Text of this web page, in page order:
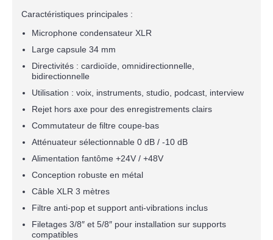
Caractéristiques principales :
Microphone condensateur XLR
Large capsule 34 mm
Directivités : cardioïde, omnidirectionnelle,
bidirectionnelle
Utilisation : voix, instruments, studio, podcast, interview
Rejet hors axe pour des enregistrements clairs
Commutateur de filtre coupe-bas
Atténuateur sélectionnable 0 dB / -10 dB
Alimentation fantôme +24V / +48V
Conception robuste en métal
Câble XLR 3 mètres
Filtre anti-pop et support anti-vibrations inclus
Filetages 3/8″ et 5/8″ pour installation sur supports
compatibles